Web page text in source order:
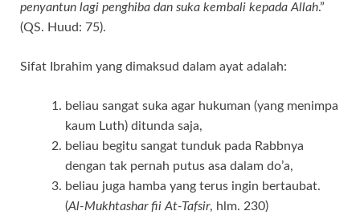
penyantun lagi penghiba dan suka kembali kepada Allah.”
(QS. Huud: 75).
Sifat Ibrahim yang dimaksud dalam ayat adalah:
beliau sangat suka agar hukuman (yang menimpa
kaum Luth) ditunda saja,
beliau begitu sangat tunduk pada Rabbnya
dengan tak pernah putus asa dalam do’a,
beliau juga hamba yang terus ingin bertaubat.
(Al-Mukhtashar fii At-Tafsir, hlm. 230)